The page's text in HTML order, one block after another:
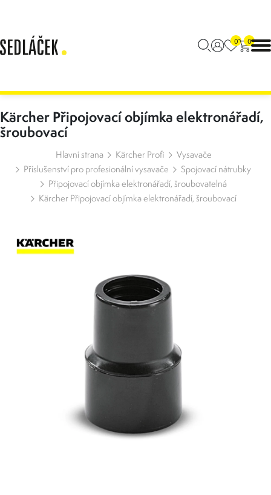
0 0
Kärcher Připojovací objímka elektronářadí,
šroubovací
Hlavní strana Kärcher Profi
Vysavače
Příslušenství pro profesionální vysavače
Spojovací nátrubky
Připojovací objímka elektronářadí, šroubovatelná
Kärcher Připojovací objímka elektronářadí, šroubovací